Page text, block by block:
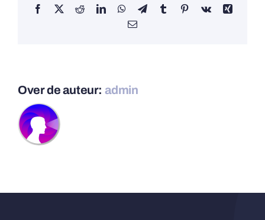
Facebook
X RedditLinkedInWhatsApp
TelegramTumblrPinterestVk
Xing
E-
Over de auteur: admin